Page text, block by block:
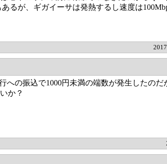
るが、ギガイーサは発熱するし速度は
の振込で1000円未満の端数が発生したのだ
か？